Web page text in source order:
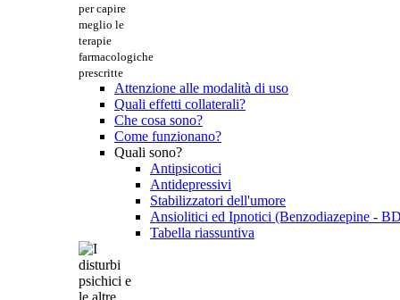
per capire
meglio le
terapie
farmacologiche
prescritte
Attenzione alle modalità di uso
Quali effetti collaterali?
Che cosa sono?
Come funzionano?
Quali sono?
Antipsicotici
Antidepressivi
Stabilizzatori dell'umore
Ansiolitici ed Ipnotici (Benzodiazepine -
Tabella riassuntiva